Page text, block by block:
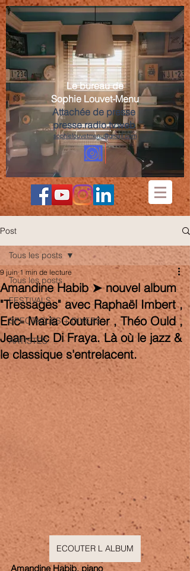
Le bureau de
Sophie Louvet-Menu
Attachée de presse
presse.radio.tv.web
sophielouvetmenu@gmail.com
Post
Tous les posts
FESTIVALS
SPECTACLES + DIVERS
ARTISTES
Tous les posts
Amandine Habib ➤ nouvel album
"Tressages" avec Raphaël Imbert ,
Eric- Maria Couturier , Théo Ould ,
Jean-Luc Di Fraya. Là où le jazz &
le classique s'entrelacent.
9 juin 1 min de lecture
ECOUTER L ALBUM
Amandine Habib, piano